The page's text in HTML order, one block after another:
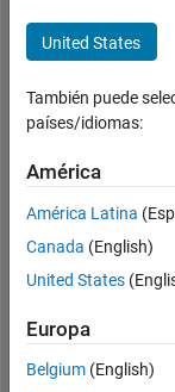
casi
3
años
hace
Con
actividad
desde
2021
Followers:
Following:
United States
También puede
países/idiomas:
América
América Latina
Canada (English)
United States
Europa
Belgium (English)